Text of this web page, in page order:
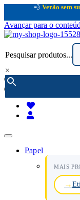
💨 Verão sem
Avançar para o
Pesquisar produtos...
×
encomendar por
(chamada rede fixa nacional)
Papel
MAIS